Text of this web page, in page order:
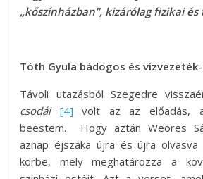
„kőszínházban”, kizárólag fizikai
Tóth Gyula bádogos és
Távoli utazásból Szegedre
csodái [4] volt az az előadás,
beestem. Hogy aztán Weöres
aznap éjszaka újra és újra
körbe, mely meghatározza a